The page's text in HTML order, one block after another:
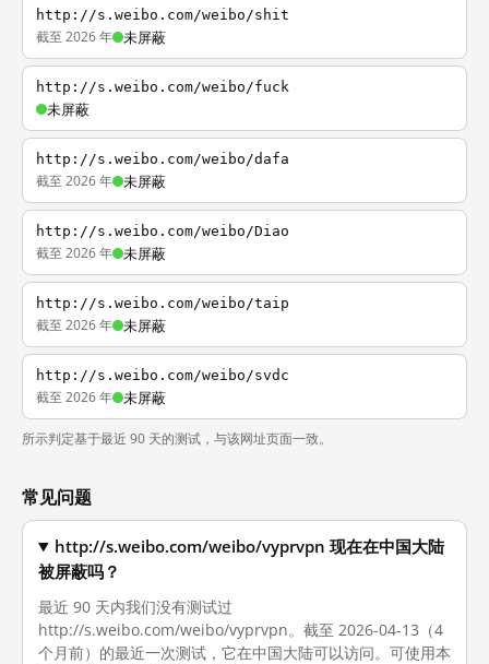
http://s.weibo.com/weibo/shit
截至 2026 年 未屏蔽
http://s.weibo.com/weibo/fuck
未屏蔽
http://s.weibo.com/weibo/dafa
截至 2026 年 未屏蔽
http://s.weibo.com/weibo/Diao
截至 2026 年 未屏蔽
http://s.weibo.com/weibo/taip
截至 2026 年 未屏蔽
http://s.weibo.com/weibo/svdc
截至 2026 年 未屏蔽
所示判定基于最近 90 天的测试，与该网址页面一致。
常见问题
http://s.weibo.com/weibo/vyprvpn 现在在中国大陆
被屏蔽吗？
最近 90 天内我们没有测试过
http://s.weibo.com/weibo/vyprvpn。截至 2026-04-13（4
个月前）的最近一次测试，它在中国大陆可以访问。可使用本